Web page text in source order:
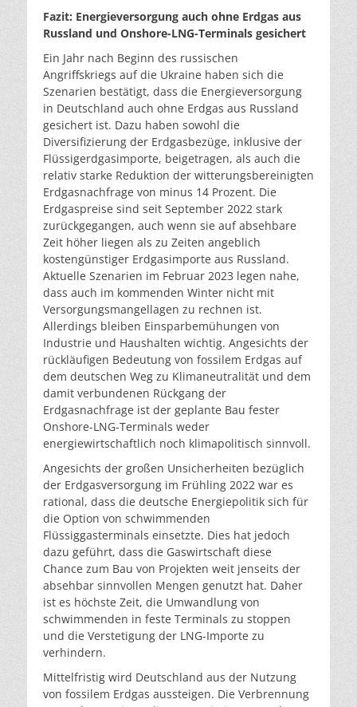
Fazit: Energieversorgung auch ohne Erdgas aus
Russland und Onshore-LNG-Terminals gesichert
Ein Jahr nach Beginn des russischen
Angriffskriegs auf die Ukraine haben sich die
Szenarien bestätigt, dass die Energieversorgung
in Deutschland auch ohne Erdgas aus Russland
gesichert ist. Dazu haben sowohl die
Diversifizierung der Erdgasbezüge, inklusive der
Flüssigerdgasimporte, beigetragen, als auch die
relativ starke Reduktion der witterungsbereinigten
Erdgasnachfrage von minus 14 Prozent. Die
Erdgaspreise sind seit September 2022 stark
zurückgegangen, auch wenn sie auf absehbare
Zeit höher liegen als zu Zeiten angeblich
kostengünstiger Erdgasimporte aus Russland.
Aktuelle Szenarien im Februar 2023 legen nahe,
dass auch im kommenden Winter nicht mit
Versorgungsmangellagen zu rechnen ist.
Allerdings bleiben Einsparbemühungen von
Industrie und Haushalten wichtig. Angesichts der
rückläufigen Bedeutung von fossilem Erdgas auf
dem deutschen Weg zu Klimaneutralität und dem
damit verbundenen Rückgang der
Erdgasnachfrage ist der geplante Bau fester
Onshore-LNG-Terminals weder
energiewirtschaftlich noch klimapolitisch sinnvoll.
Angesichts der großen Unsicherheiten bezüglich
der Erdgasversorgung im Frühling 2022 war es
rational, dass die deutsche Energiepolitik sich für
die Option von schwimmenden
Flüssiggasterminals einsetzte. Dies hat jedoch
dazu geführt, dass die Gaswirtschaft diese
Chance zum Bau von Projekten weit jenseits der
absehbar sinnvollen Mengen genutzt hat. Daher
ist es höchste Zeit, die Umwandlung von
schwimmenden in feste Terminals zu stoppen
und die Verstetigung der LNG-Importe zu
verhindern.
Mittelfristig wird Deutschland aus der Nutzung
von fossilem Erdgas aussteigen. Die Verbrennung